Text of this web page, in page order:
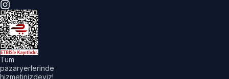
Tüm
pazaryerlerinde
hizmetinizdeyiz!